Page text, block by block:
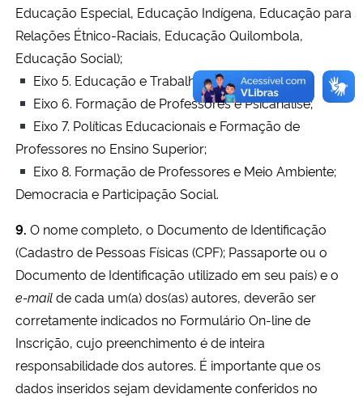
Educação Especial, Educação Indígena, Educação para
Relações Étnico-Raciais, Educação Quilombola,
Educação Social);
Eixo 5. Educação e Trabalho;
Eixo 6. Formação de Professores e Psicanálise;
Eixo 7. Políticas Educacionais e Formação de
Professores no Ensino Superior;
Eixo 8. Formação de Professores e Meio Ambiente;
Democracia e Participação Social.
9. O nome completo, o Documento de Identificação
(Cadastro de Pessoas Físicas (CPF); Passaporte ou o
Documento de Identificação utilizado em seu país) e o
e-mailde cada um(a) dos(as) autores, deverão ser
corretamente indicados no Formulário On-line de
Inscrição, cujo preenchimento é de inteira
responsabilidade dos autores. É importante que os
dados inseridos sejam devidamente conferidos no